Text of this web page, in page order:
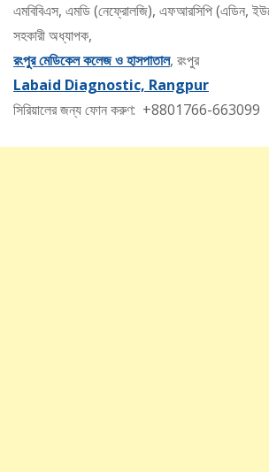
এমবিবিএস, এমডি (নেফ্রোলজি), এফআরসিপি (এডিন,
সহকারী অধ্যাপক,
রংপুর মেডিকেল কলেজ ও হাসপাতাল, রংপুর
Labaid Diagnostic, Rangpur
সিরিয়ালের জন্য ফোন করুণ: +8801766-663099